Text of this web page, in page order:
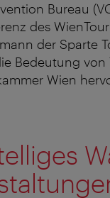
Bureau
des
der Sparte
Bedeutung
Wien